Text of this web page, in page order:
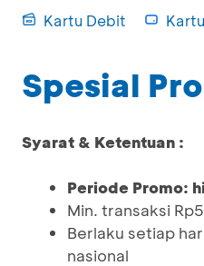
Kartu Debit
Spesial
Syarat & Ketentuan :
Periode Promo:
Min. transaksi
Berlaku setiap
nasional